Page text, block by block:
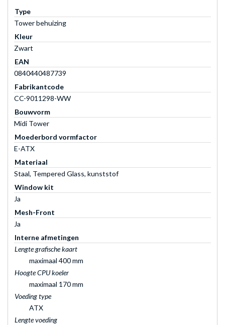
Type
Tower behuizing
Kleur
Zwart
EAN
0840440487739
Fabrikantcode
CC-9011298-WW
Bouwvorm
Midi Tower
Moederbord vormfactor
E-ATX
Materiaal
Staal, Tempered Glass, kunststof
Window kit
Ja
Mesh-Front
Ja
Interne afmetingen
Lengte grafische kaart
maximaal 400 mm
Hoogte CPU koeler
maximaal 170 mm
Voeding type
ATX
Lengte voeding